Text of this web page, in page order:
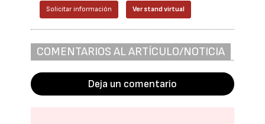
Solicitar información Ver stand virtual
COMENTARIOS AL ARTÍCULO/NOTICIA
Deja un comentario